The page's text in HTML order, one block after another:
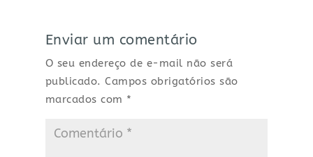
Enviar um comentário
O seu endereço de e-mail não será
publicado. Campos obrigatórios são
marcados com *